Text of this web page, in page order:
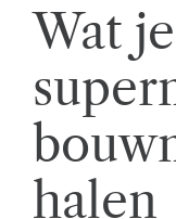
Wat
halen